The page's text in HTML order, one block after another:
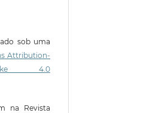
sob uma
Attribution-
4.0
na Revista